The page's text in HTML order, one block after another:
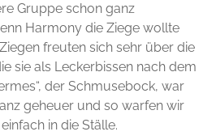
Gruppe schon ganz
Harmony die Ziege wollte
freuten sich sehr über die
sie als Leckerbissen nach dem
der Schmusebock, war
geheuer und so warfen wir
in die Ställe.